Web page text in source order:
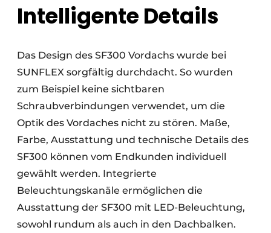
Intelligente Details
Das Design des SF300 Vordachs wurde bei
SUNFLEX sorgfältig durchdacht. So wurden
zum Beispiel keine sichtbaren
Schraubverbindungen verwendet, um die
Optik des Vordaches nicht zu stören. Maße,
Farbe, Ausstattung und technische Details des
SF300 können vom Endkunden individuell
gewählt werden. Integrierte
Beleuchtungskanäle ermöglichen die
Ausstattung der SF300 mit LED-Beleuchtung,
sowohl rundum als auch in den Dachbalken.